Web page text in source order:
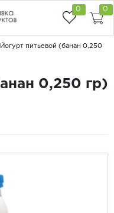
0 0
Йогурт питьевой (банан 0,250
0,250 гр)